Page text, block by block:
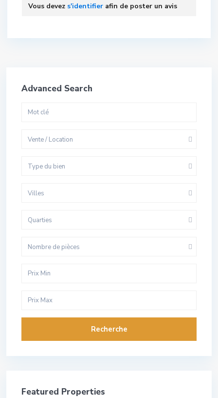
Vous devez s'identifier afin de poster un avis
Advanced Search
Vente / Location
Type du bien
Villes
Quarties
Nombre de pièces
Recherche
Featured Properties